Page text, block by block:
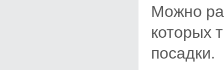
Можно
которых
посадки.